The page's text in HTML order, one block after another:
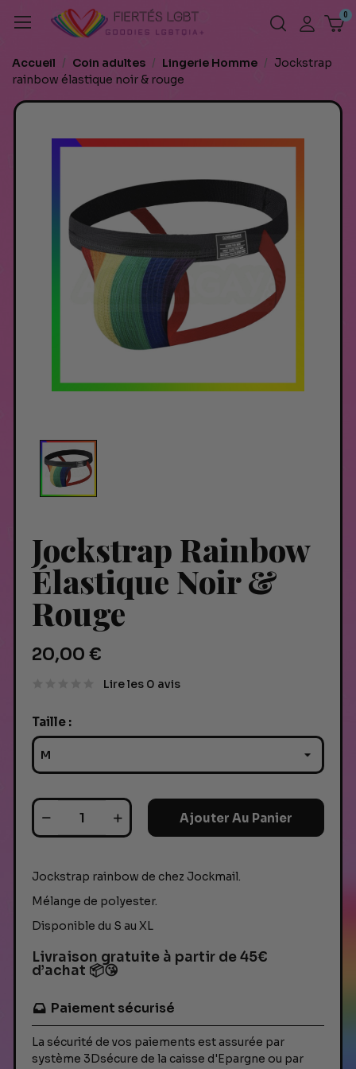
Accueil Coin adultes Lingerie Homme
Jockstrap
rainbow élastique noir & rouge
Jockstrap Rainbow
Élastique Noir &
Rouge
20,00 €
Lire les 0 avis
Taille :
Ajouter Au Panier
Jockstrap rainbow de chez Jockmail.
Mélange de polyester.
Disponible du S au XL
Livraison gratuite à partir de 45€
d’achat 📦😘
Paiement sécurisé
La sécurité de vos paiements est assurée par
système 3Dsécure de la caisse d'Epargne ou par